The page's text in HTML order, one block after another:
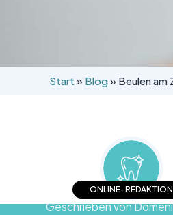
Start » Blog» Beulen am
ONLINE-REDAKTION
Geschrieben von